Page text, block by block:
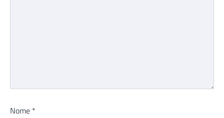
Nome *